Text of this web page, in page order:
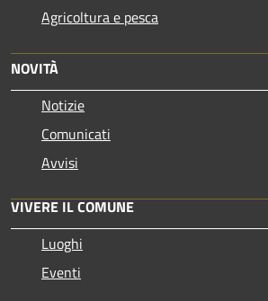
Agricoltura e pesca
NOVITÀ
Notizie
Comunicati
Avvisi
VIVERE IL COMUNE
Luoghi
Eventi